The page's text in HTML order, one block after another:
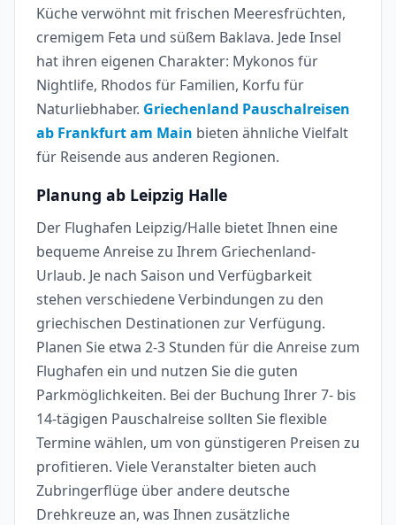
Küche verwöhnt mit frischen Meeresfrüchten,
cremigem Feta und süßem Baklava. Jede Insel
hat ihren eigenen Charakter: Mykonos für
Nightlife, Rhodos für Familien, Korfu für
Naturliebhaber. Griechenland Pauschalreisen
ab Frankfurt am Main bieten ähnliche Vielfalt
für Reisende aus anderen Regionen.
Planung ab Leipzig Halle
Der Flughafen Leipzig/Halle bietet Ihnen eine
bequeme Anreise zu Ihrem Griechenland-
Urlaub. Je nach Saison und Verfügbarkeit
stehen verschiedene Verbindungen zu den
griechischen Destinationen zur Verfügung.
Planen Sie etwa 2-3 Stunden für die Anreise zum
Flughafen ein und nutzen Sie die guten
Parkmöglichkeiten. Bei der Buchung Ihrer 7- bis
14-tägigen Pauschalreise sollten Sie flexible
Termine wählen, um von günstigeren Preisen zu
profitieren. Viele Veranstalter bieten auch
Zubringerflüge über andere deutsche
Drehkreuze an, was Ihnen zusätzliche